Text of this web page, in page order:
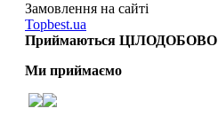
Замовлення на сайті
Topbest.ua
Приймаються ЦІЛОДОБОВО
Ми приймаємо